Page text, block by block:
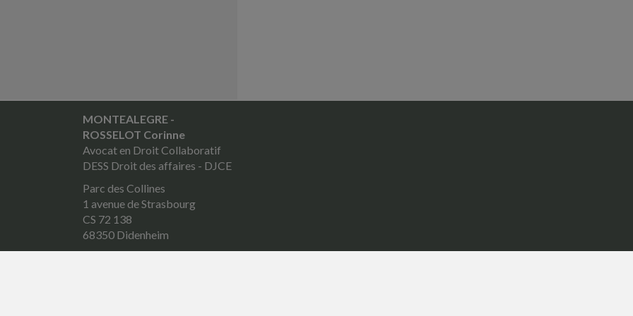
MONTEALEGRE -
ROSSELOT Corinne
Avocat en Droit Collaboratif
DESS Droit des affaires - DJCE
Parc des Collines
1 avenue de Strasbourg
CS 72 138
68350 Didenheim